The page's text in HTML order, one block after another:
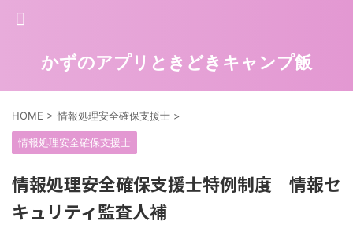
かずのアプリときどきキャンプ飯
HOME > 情報処理安全確保支援士 >
情報処理安全確保支援士
情報処理安全確保支援士特例制度 情報セ
キュリティ監査人補